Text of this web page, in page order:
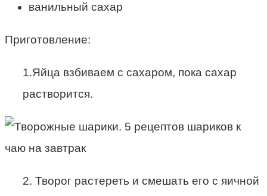
ванильный сахар
Приготовление:
1.Яйца взбиваем с сахаром, пока сахар
растворится.
2. Творог растереть и смешать его с яичной